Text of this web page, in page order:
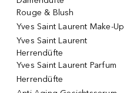
Rouge & Blush
Yves Saint Laurent Make-Up
Yves Saint Laurent
Herrendüfte
Yves Saint Laurent Parfum
Herrendüfte